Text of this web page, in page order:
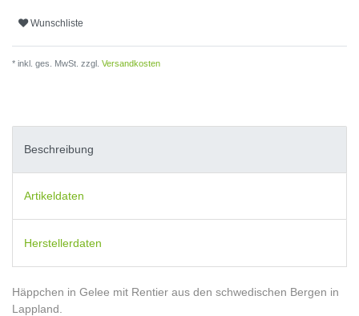
Wunschliste
* inkl. ges. MwSt. zzgl. Versandkosten
Beschreibung
Artikeldaten
Herstellerdaten
Häppchen in Gelee mit Rentier aus den schwedischen Bergen in
Lappland.